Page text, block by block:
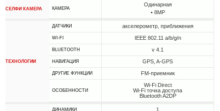
СЕЛФИ КАМЕРА КАМЕРА
Одинарная
• 8MP
ТЕХНОЛОГИИ
ДАТЧИКИ акселерометр, приближения
WI-FI IEEE 802.11 a/b/g/n
BLUETOOTH v 4.1
НАВИГАЦИЯ GPS, A-GPS
ДРУГИЕ ФУНКЦИИ FM-приемник
ОСОБЕННОСТИ
Wi-Fi Direct
Wi-Fi точка доступа
Bluetooth A2DP
ДИНАМИКИ 1